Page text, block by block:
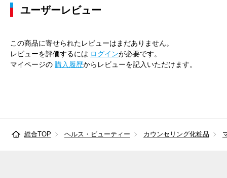
ユーザーレビュー
この商品に寄せられたレビューはまだありません。
レビューを評価するには ログインが必要です。
マイページの 購入履歴からレビューを記入いただけます。
総合TOP ヘルス・ビューティー カウンセリング化粧品